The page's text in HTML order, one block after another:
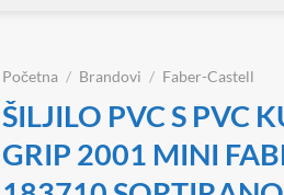
Početna / Brandovi / Faber-Castell
ŠILJILO PVC S PVC
GRIP 2001 MINI